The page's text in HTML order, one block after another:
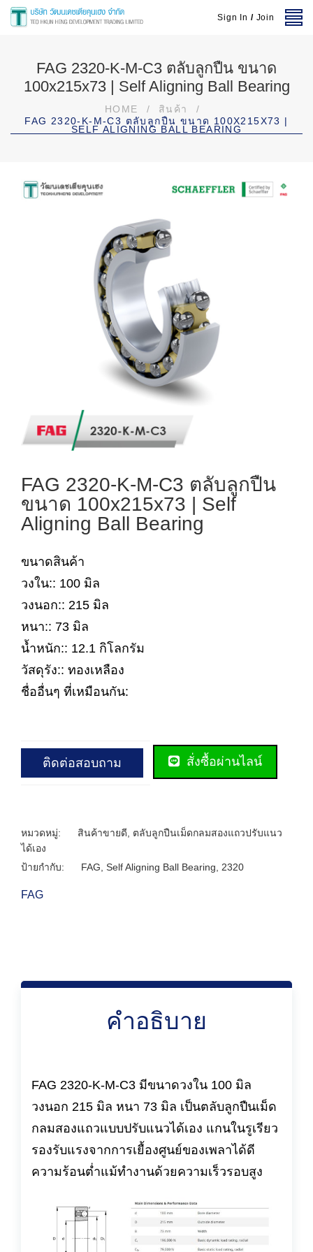
Sign In / Join
FAG 2320-K-M-C3 ตลับลูกปืน ขนาด
100x215x73 | Self Aligning Ball Bearing
HOME / สินค้า
/
FAG 2320-K-M-C3 ตลับลูกปืน ขนาด 100X215X73 |
SELF ALIGNING BALL BEARING
FAG 2320-K-M-C3 ตลับลูกปืน
ขนาด 100x215x73 | Self
Aligning Ball Bearing
ขนาดสินค้า
วงใน:: 100 มิล
วงนอก:: 215 มิล
หนา:: 73 มิล
น้ำหนัก:: 12.1 กิโลกรัม
วัสดุรัง:: ทองเหลือง
ชื่ออื่นๆ ที่เหมือนกัน:
ติดต่อสอบถาม สั่งซื้อผ่านไลน์
หมวดหมู่: สินค้าขายดี
ตลับลูกปืนเม็ดกลมสองแถวปรับแนว
ได้เอง
ป้ายกำกับ:
FAG Self Aligning Ball Bearing 2320
FAG
คำอธิบาย
FAG 2320-K-M-C3 มีขนาดวงใน 100 มิล
วงนอก 215 มิล หนา 73 มิล เป็นตลับลูกปืนเม็ด
กลมสองแถวแบบปรับแนวได้เอง แกนในรูเรียว
รองรับแรงจากการเยื้องศูนย์ของเพลาได้ดี
ความร้อนต่ำแม้ทำงานด้วยความเร็วรอบสูง